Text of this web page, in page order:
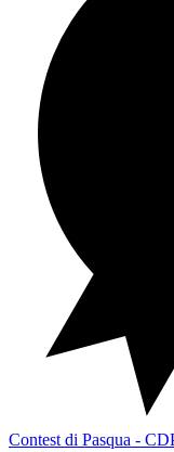
Contest di Pasqua -